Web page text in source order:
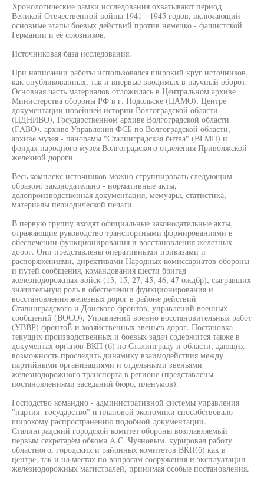
Хронологические рамки исследования охватывают период
Великой Отечественной войны 1941 - 1945 годов, включающий
основные этапы боевых действий против немецко - фашистской
Германии и её союзников.
Источниковая база исследования.
При написании работы использовался широкий круг источников,
как опубликованных, так и впервые вводимых в научный оборот.
Основная часть материалов отложилась в Центральном архиве
Министерства обороны РФ в г. Подольске (ЦАМО), Центре
документации новейшей истории Волгоградской области
(ЦДНИВО), Государственном архиве Волгоградской области
(ГABO), архиве Управления ФСБ по Волгоградской области,
архиве музея - панорамы "Сталинградская битва" (ВГМП) и
фондах народного музея Волгоградского отделения Приволжской
железной дороги.
Весь комплекс источников можно сгруппировать следующим
образом: законодательно - нормативные акты,
делопроизводственная документация, мемуары, статистика,
материалы периодической печати.
В первую группу входят официальные законодательные акты,
отражающие руководство транспортными формированиями в
обеспечении функционирования и восстановления железных
дорог. Они представлены оперативными приказами и
распоряжениями, директивами Народных комиссариатов обороны
и путей сообщения, командования шести бригад
железнодорожных войск (13, 15, 27, 45, 46, 47 ождбр), сыгравших
значительную роль в обеспечении функционирования и
восстановления железных дорог в районе действий
Сталинградского и Донского фронтов, управлений военных
сообщений (ВОСО), Управлений военно восстановительных работ
(УВВР) фронтоЁ и хозяйственных звеньев дорог. Постановка
текущих производственных и боевых задач содержится также в
документах органов ВКП (б) по Сталинграду и области, дающих
возможность проследить динамику взаимодействия между
партийными организациями и отдельными звеньями
железнодорожного транспорта в регионе (представлены
постановлениями заседаний бюро, пленумов).
Господство командно - административной системы управления
"партия -государство" и плановой экономики способствовало
широкому распространению подобной документации.
Сталинградский городской комитет обороны возглавляемый
первым секретарём обкома A.C. Чуяновым, курировал работу
областного, городских и районных комитетов ВКП(б) как в
центре, так и на местах по вопросам сооружения и эксплуатации
железнодорожных магистралей, принимая особые постановления.